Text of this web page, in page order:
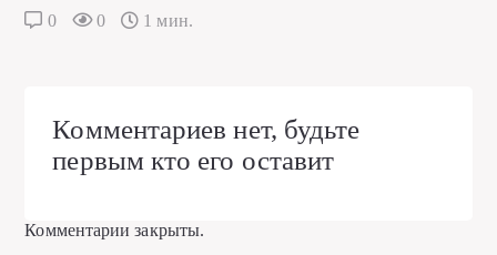
0 0 1 мин.
Комментариев нет, будьте
первым кто его оставит
Комментарии закрыты.